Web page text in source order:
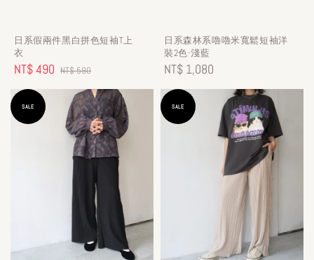
日系假兩件黑白拼色短袖T上
衣
Sale
price
NT$ 490 Regular
price
NT$ 590
日系森林系嚕嚕米寬鬆短袖洋
裝2色-淺藍
Regular
price
NT$ 1,080
SALE SALE